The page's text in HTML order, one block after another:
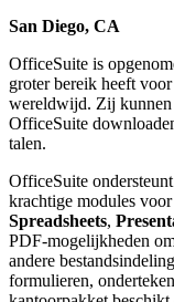
San Diego, CA
OfficeSuite is
groter bereik heeft
wereldwijd. Zij kunnen
OfficeSuite
talen.
OfficeSuite
krachtige modules
Spreadsheets,
PDF-mogelijkheden
andere
formulieren,